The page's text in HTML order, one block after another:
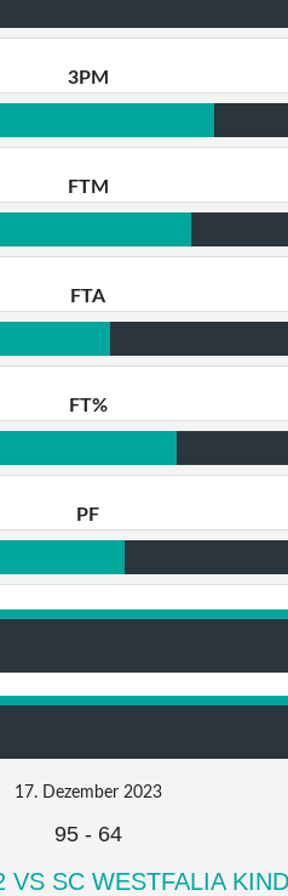
3PM
FTM
FTA
FT%
PF
17. Dezember 2023
95- 64
VS SC WESTFALIA